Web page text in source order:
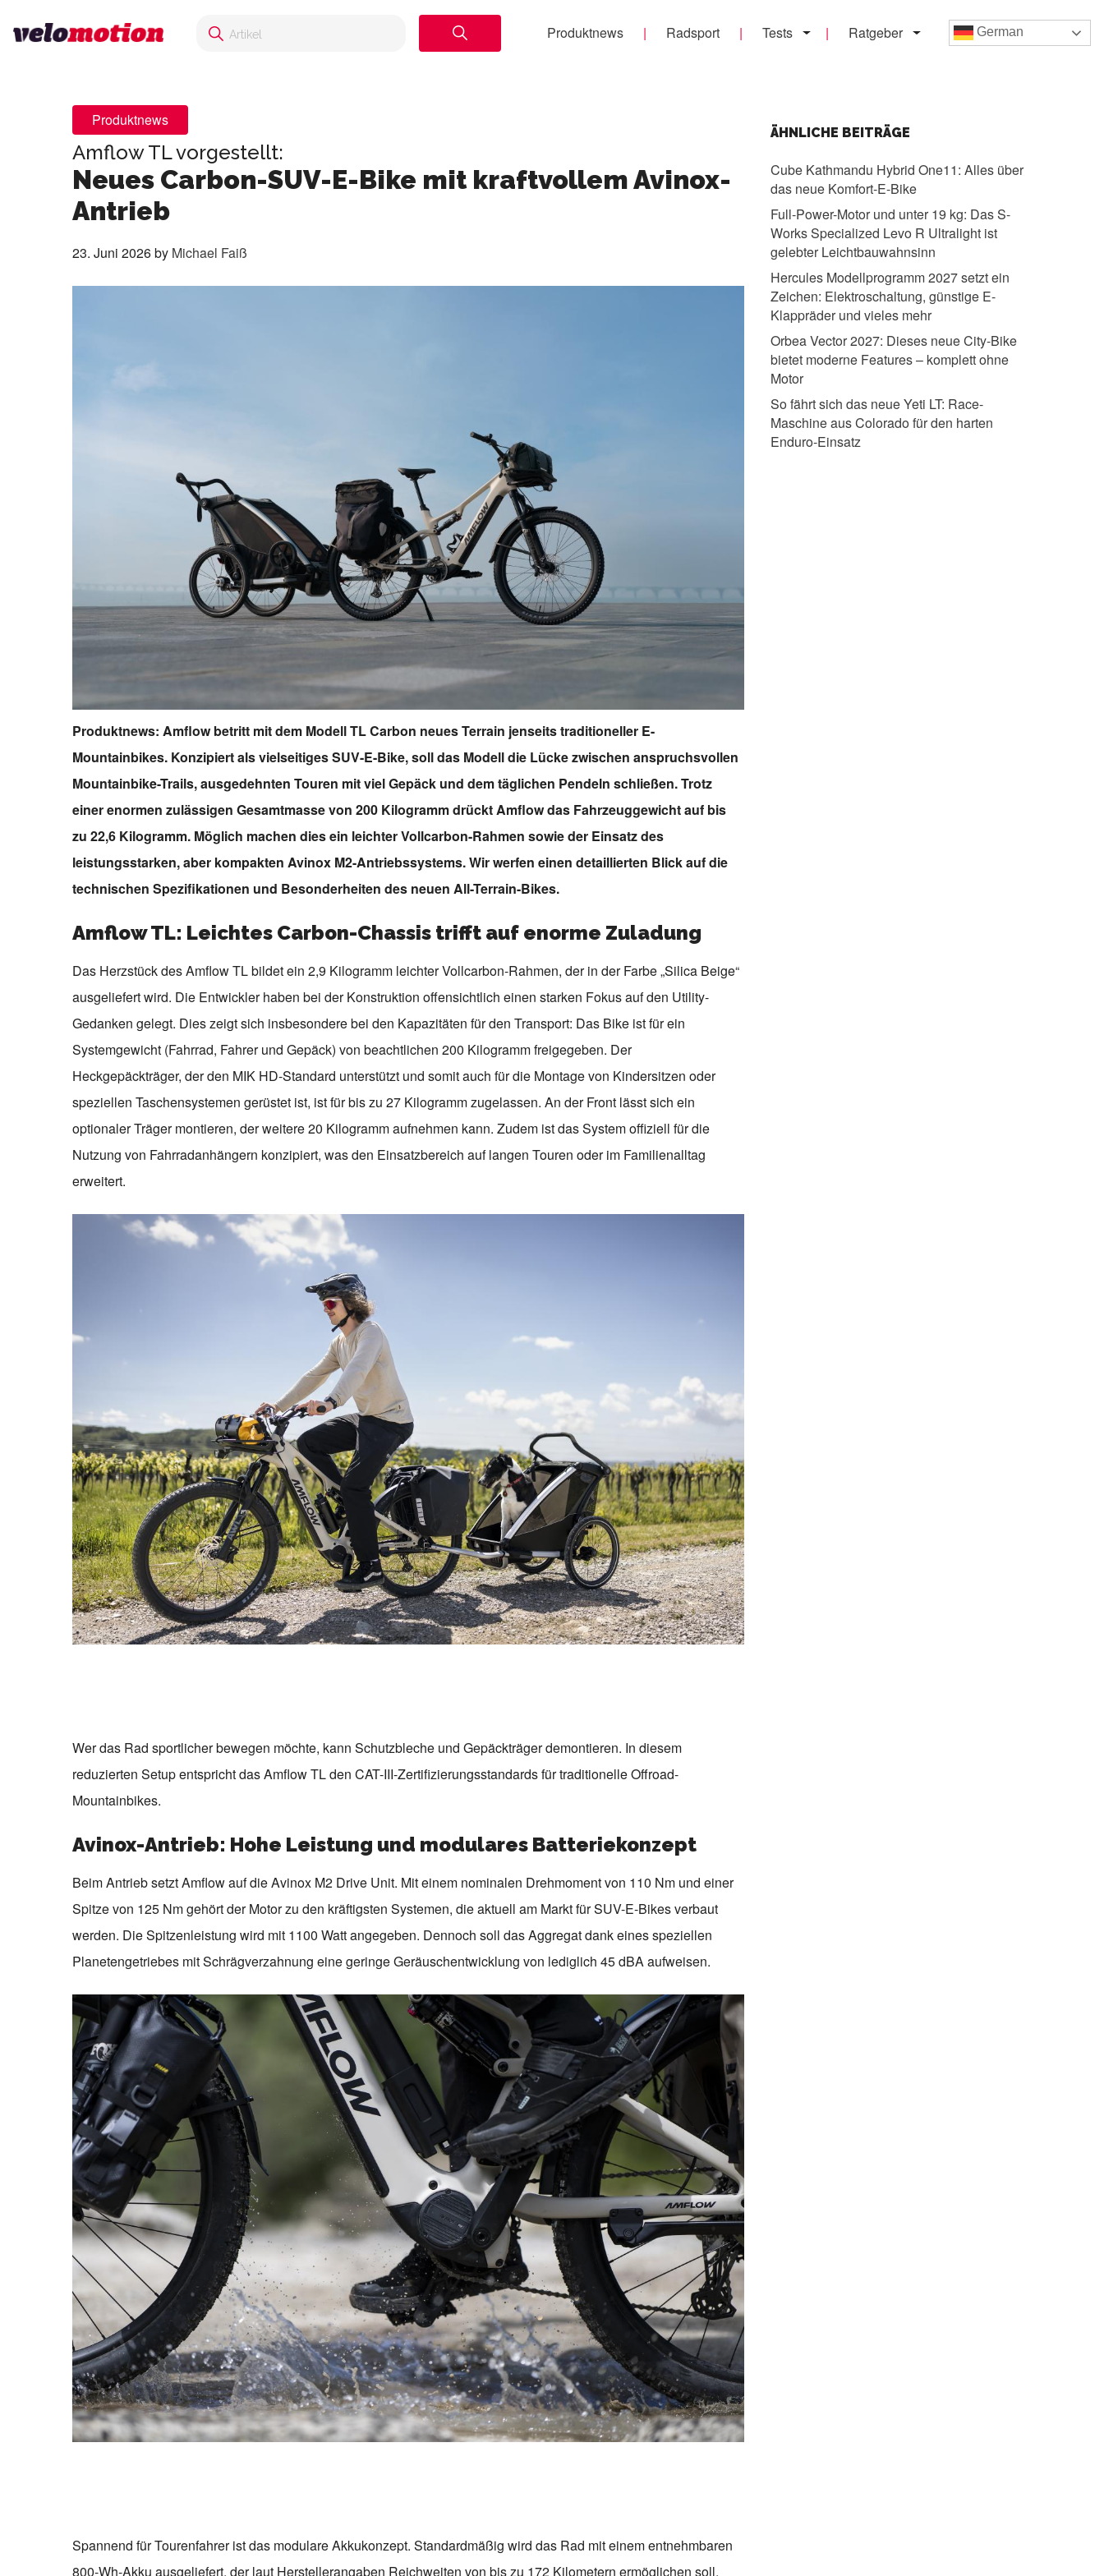
Produktnews Radsport Tests Ratgeber German
Produktnews
Amflow TL vorgestellt:
Neues Carbon-SUV-E-Bike mit kraftvollem Avinox-
Antrieb
23. Juni 2026by Michael Faiß
Produktnews: Amflow betritt mit dem Modell TL Carbon neues Terrain jenseits traditioneller E-
Mountainbikes. Konzipiert als vielseitiges SUV-E-Bike, soll das Modell die Lücke zwischen anspruchsvollen
Mountainbike-Trails, ausgedehnten Touren mit viel Gepäck und dem täglichen Pendeln schließen. Trotz
einer enormen zulässigen Gesamtmasse von 200 Kilogramm drückt Amflow das Fahrzeuggewicht auf bis
zu 22,6 Kilogramm. Möglich machen dies ein leichter Vollcarbon-Rahmen sowie der Einsatz des
leistungsstarken, aber kompakten Avinox M2-Antriebssystems. Wir werfen einen detaillierten Blick auf die
technischen Spezifikationen und Besonderheiten des neuen All-Terrain-Bikes.
Amflow TL: Leichtes Carbon-Chassis trifft auf enorme Zuladung
Das Herzstück des Amflow TL bildet ein 2,9 Kilogramm leichter Vollcarbon-Rahmen, der in der Farbe „Silica Beige“
ausgeliefert wird. Die Entwickler haben bei der Konstruktion offensichtlich einen starken Fokus auf den Utility-
Gedanken gelegt. Dies zeigt sich insbesondere bei den Kapazitäten für den Transport: Das Bike ist für ein
Systemgewicht (Fahrrad, Fahrer und Gepäck) von beachtlichen 200 Kilogramm freigegeben. Der
Heckgepäckträger, der den MIK HD-Standard unterstützt und somit auch für die Montage von Kindersitzen oder
speziellen Taschensystemen gerüstet ist, ist für bis zu 27 Kilogramm zugelassen. An der Front lässt sich ein
optionaler Träger montieren, der weitere 20 Kilogramm aufnehmen kann. Zudem ist das System offiziell für die
Nutzung von Fahrradanhängern konzipiert, was den Einsatzbereich auf langen Touren oder im Familienalltag
erweitert.
Wer das Rad sportlicher bewegen möchte, kann Schutzbleche und Gepäckträger demontieren. In diesem
reduzierten Setup entspricht das Amflow TL den CAT-III-Zertifizierungsstandards für traditionelle Offroad-
Mountainbikes.
Avinox-Antrieb: Hohe Leistung und modulares Batteriekonzept
Beim Antrieb setzt Amflow auf die Avinox M2 Drive Unit. Mit einem nominalen Drehmoment von 110 Nm und einer
Spitze von 125 Nm gehört der Motor zu den kräftigsten Systemen, die aktuell am Markt für SUV-E-Bikes verbaut
werden. Die Spitzenleistung wird mit 1100 Watt angegeben. Dennoch soll das Aggregat dank eines speziellen
Planetengetriebes mit Schrägverzahnung eine geringe Geräuschentwicklung von lediglich 45 dBA aufweisen.
Spannend für Tourenfahrer ist das modulare Akkukonzept. Standardmäßig wird das Rad mit einem entnehmbaren
800-Wh-Akku ausgeliefert, der laut Herstellerangaben Reichweiten von bis zu 172 Kilometern ermöglichen soll.
ÄHNLICHE BEITRÄGE
Cube Kathmandu Hybrid One11: Alles über
das neue Komfort-E-Bike
Full-Power-Motor und unter 19 kg: Das S-
Works Specialized Levo R Ultralight ist
gelebter Leichtbauwahnsinn
Hercules Modellprogramm 2027 setzt ein
Zeichen: Elektroschaltung, günstige E-
Klappräder und vieles mehr
Orbea Vector 2027: Dieses neue City-Bike
bietet moderne Features – komplett ohne
Motor
So fährt sich das neue Yeti LT: Race-
Maschine aus Colorado für den harten
Enduro-Einsatz